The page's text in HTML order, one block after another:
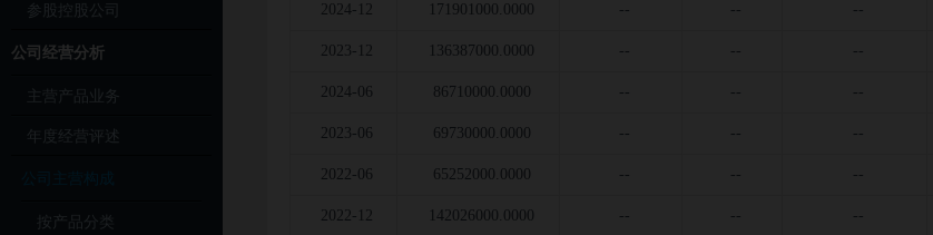
参股控股公司
公司经营分析
主营产品业务
年度经营评述
公司主营构成
按产品分类
2024-12 171901000.0000 -- -- --
2023-12 136387000.0000 -- -- --
2024-06 86710000.0000 -- -- --
2023-06 69730000.0000 -- -- --
2022-06 65252000.0000 -- -- --
2022-12 142026000.0000 -- -- --